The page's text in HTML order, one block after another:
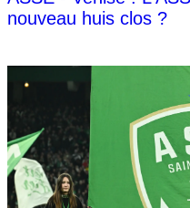
nouveau huis clos ?